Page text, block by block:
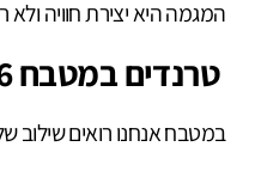
המגמה היא יצירת חוויה ולא
טרנדים במטבח 2026
במטבח אנחנו רואים שילוב